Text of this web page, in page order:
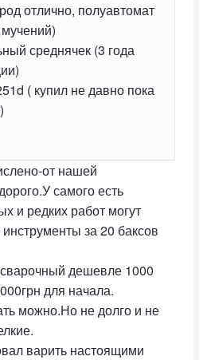
отлично, полуавтомат
среднячек (3 года
( купил не давно пока
от нашей
самого есть
и редких работ могут
за 20 баксов
дешевле 1000
для начала.
можно.Но не долго и не
варить настоящими